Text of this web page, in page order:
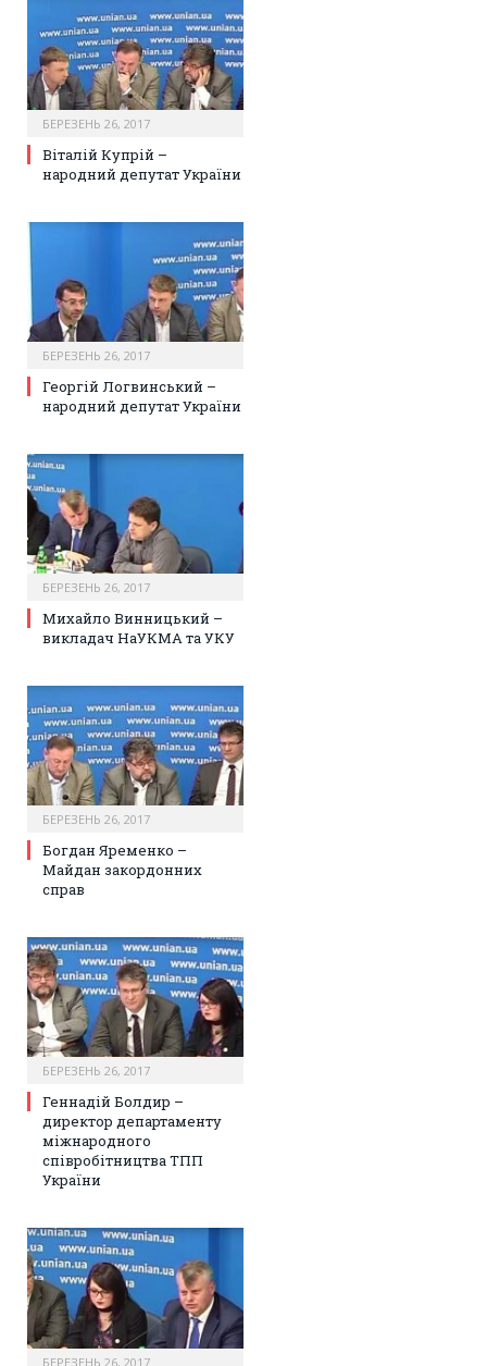
БЕРЕЗЕНЬ 26, 2017
Віталій Купрій –
народний депутат України
БЕРЕЗЕНЬ 26, 2017
Георгій Логвинський –
народний депутат України
БЕРЕЗЕНЬ 26, 2017
Михайло Винницький –
викладач НаУКМА та УКУ
БЕРЕЗЕНЬ 26, 2017
Богдан Яременко –
Майдан закордонних
справ
БЕРЕЗЕНЬ 26, 2017
Геннадій Болдир –
директор департаменту
міжнародного
співробітництва ТПП
України
БЕРЕЗЕНЬ 26, 2017